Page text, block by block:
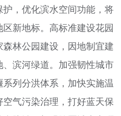
，优化滨水空间功能，将
新地标。高标准建设花园
林公园建设，因地制宜建
滨河绿道。加强韧性城市
列分洪体系，加快实施温
气污染治理，打好蓝天保